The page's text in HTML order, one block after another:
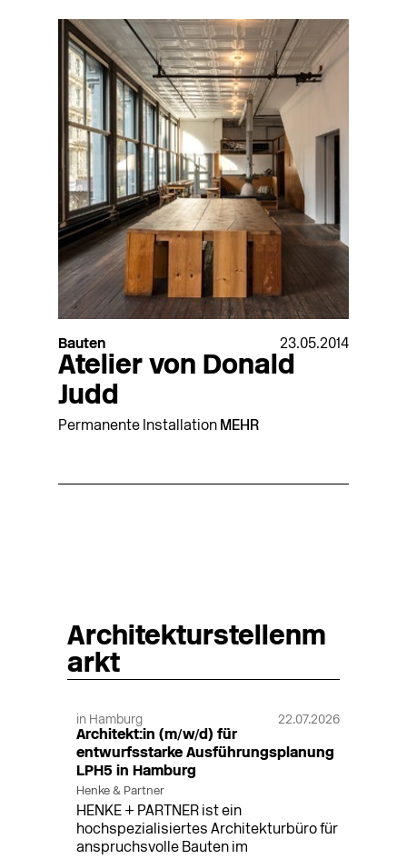
Bauten 23.05.2014
Atelier von Donald
Judd
Permanente Installation MEHR
Architekturstellenm
arkt
in Hamburg 22.07.2026
Architekt:in (m/w/d) für
entwurfsstarke Ausführungsplanung
LPH5 in Hamburg
Henke & Partner
HENKE + PARTNER ist ein
hochspezialisiertes Architekturbüro für
anspruchsvolle Bauten im